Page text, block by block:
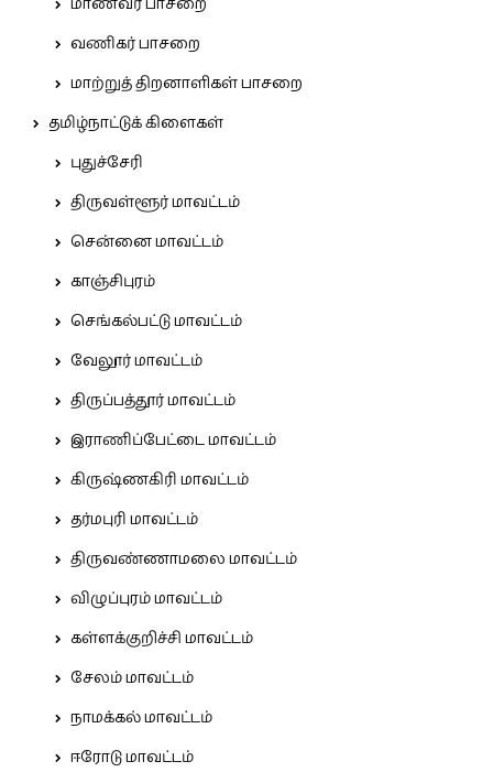
வணிகர் பாசறை
மாற்றுத் திறனாளிகள் பாசறை
தமிழ்நாட்டுக் கிளைகள்
புதுச்சேரி
திருவள்ளூர் மாவட்டம்
சென்னை மாவட்டம்
காஞ்சிபுரம்
செங்கல்பட்டு மாவட்டம்
வேலூர் மாவட்டம்
திருப்பத்தூர் மாவட்டம்
இராணிப்பேட்டை மாவட்டம்
கிருஷ்ணகிரி மாவட்டம்
தர்மபுரி மாவட்டம்
திருவண்ணாமலை மாவட்டம்
விழுப்புரம் மாவட்டம்
கள்ளக்குறிச்சி மாவட்டம்
சேலம் மாவட்டம்
நாமக்கல் மாவட்டம்
ஈரோடு மாவட்டம்